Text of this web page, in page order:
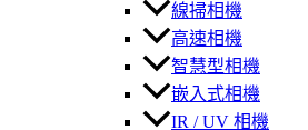
線掃相機
高速相機
智慧型相機
嵌入式相機
IR / UV 相機